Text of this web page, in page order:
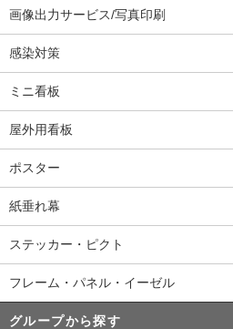
画像出力サービス/写真印刷
感染対策
ミニ看板
屋外用看板
ポスター
紙垂れ幕
ステッカー・ピクト
フレーム・パネル・イーゼル
グループから探す